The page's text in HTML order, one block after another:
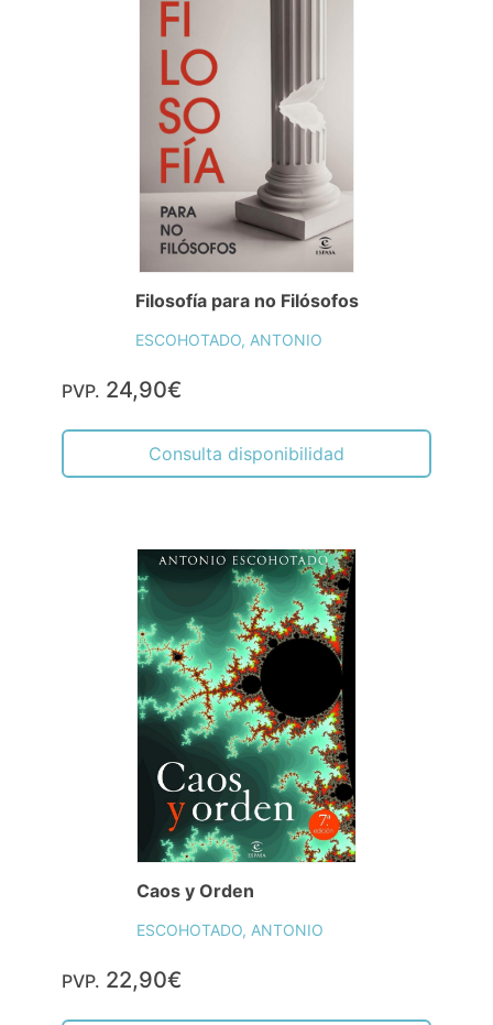
Filosofía para no Filósofos
ESCOHOTADO, ANTONIO
PVP. 24,90€
Consulta disponibilidad
Caos y Orden
ESCOHOTADO, ANTONIO
PVP. 22,90€